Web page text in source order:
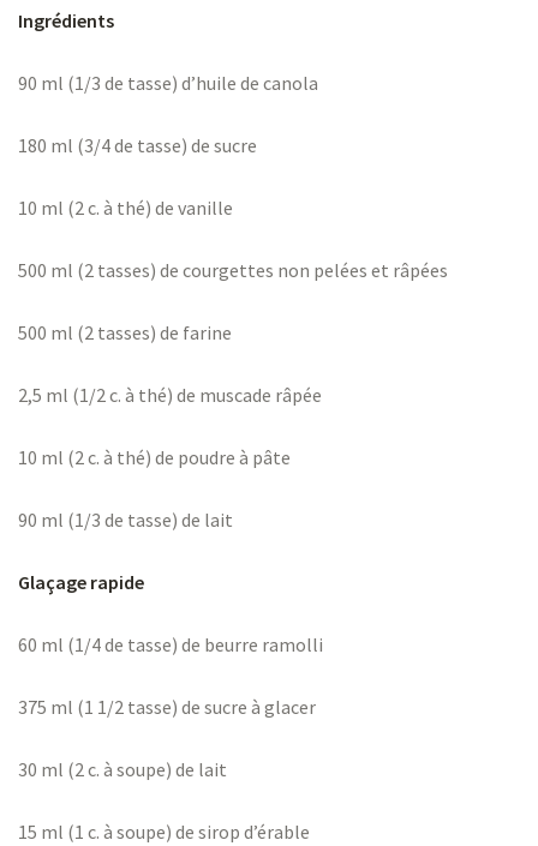
Ingrédients
90 ml (1/3 de tasse) d’huile de canola
180 ml (3/4 de tasse) de sucre
10 ml (2 c. à thé) de vanille
500 ml (2 tasses) de courgettes non pelées et râpées
500 ml (2 tasses) de farine
2,5 ml (1/2 c. à thé) de muscade râpée
10 ml (2 c. à thé) de poudre à pâte
90 ml (1/3 de tasse) de lait
Glaçage rapide
60 ml (1/4 de tasse) de beurre ramolli
375 ml (1 1/2 tasse) de sucre à glacer
30 ml (2 c. à soupe) de lait
15 ml (1 c. à soupe) de sirop d’érable